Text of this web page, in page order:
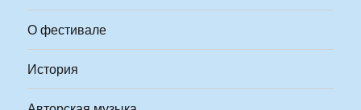
О фестивале
История